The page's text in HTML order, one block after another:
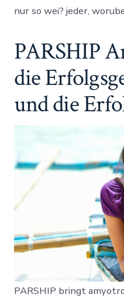
nur so wei? jeder,
PARSHIP
die
und die
PARSHIP bringt